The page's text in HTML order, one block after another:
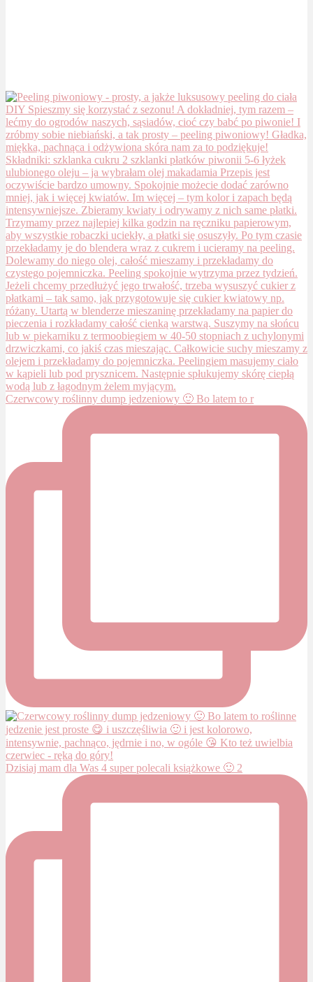
Czerwcowy roślinny dump jedzeniowy 🙂 Bo latem to r
Dzisiaj mam dla Was 4 super polecali książkowe 🙂 2